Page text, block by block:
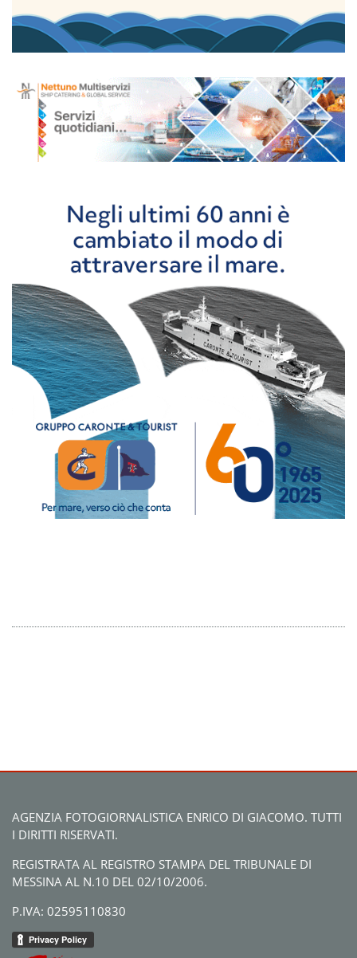
AGENZIA FOTOGIORNALISTICA ENRICO DI GIACOMO. TUTTI
I DIRITTI RISERVATI.
REGISTRATA AL REGISTRO STAMPA DEL TRIBUNALE DI
MESSINA AL N.10 DEL 02/10/2006.
P.IVA: 02595110830